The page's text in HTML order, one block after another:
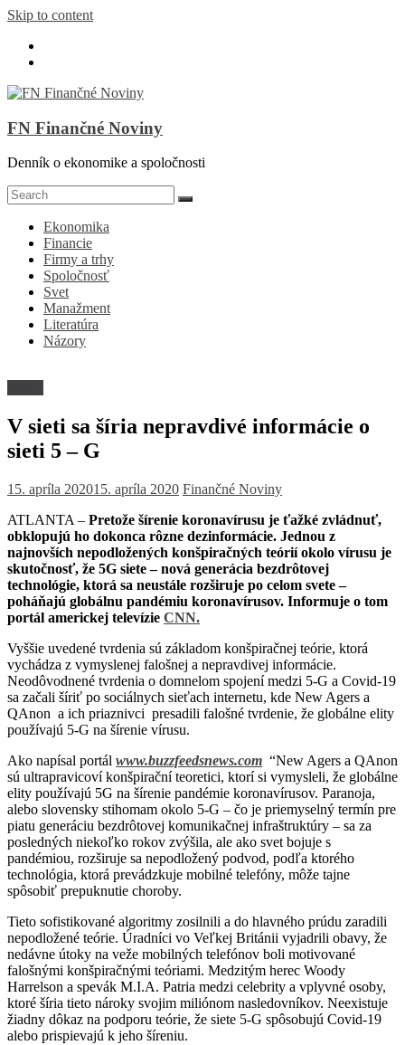
Skip to content
FN Finančné Noviny
Denník o ekonomike a spoločnosti
Ekonomika
Financie
Firmy a trhy
Spoločnosť
Svet
Manažment
Literatúra
Názory
V sieti sa šíria nepravdivé informácie o
sieti 5 – G
15. apríla 202015. apríla 2020 Finančné Noviny
ATLANTA – Pretože šírenie koronavírusu je ťažké zvládnuť,
obklopujú ho dokonca rôzne dezinformácie. Jednou z
najnovších nepodložených konšpiračných teórií okolo vírusu je
skutočnosť, že 5G siete – nová generácia bezdrôtovej
technológie, ktorá sa neustále rozširuje po celom svete –
poháňajú globálnu pandémiu koronavírusov. Informuje o tom
portál americkej televízie CNN.
Vyššie uvedené tvrdenia sú základom konšpiračnej teórie, ktorá
vychádza z vymyslenej falošnej a nepravdivej informácie.
Neodôvodnené tvrdenia o domnelom spojení medzi 5-G a Covid-19
sa začali šíriť po sociálnych sieťach internetu, kde New Agers a
QAnon a ich priaznivci presadili falošné tvrdenie, že globálne elity
používajú 5-G na šírenie vírusu.
Ako napísal portál www.buzzfeedsnews.com “New Agers a QAnon
sú ultrapravicoví konšpirační teoretici, ktorí si vymysleli, že globálne
elity používajú 5G na šírenie pandémie koronavírusov. Paranoja,
alebo slovensky stihomam okolo 5-G – čo je priemyselný termín pre
piatu generáciu bezdrôtovej komunikačnej infraštruktúry – sa za
posledných niekoľko rokov zvýšila, ale ako svet bojuje s
pandémiou, rozširuje sa nepodložený podvod, podľa ktorého
technológia, ktorá prevádzkuje mobilné telefóny, môže tajne
spôsobiť prepuknutie choroby.
Tieto sofistikované algoritmy zosilnili a do hlavného prúdu zaradili
nepodložené teórie. Úradníci vo Veľkej Británii vyjadrili obavy, že
nedávne útoky na veže mobilných telefónov boli motivované
falošnými konšpiračnými teóriami. Medzitým herec Woody
Harrelson a spevák M.I.A. Patria medzi celebrity a vplyvné osoby,
ktoré šíria tieto nároky svojim miliónom nasledovníkov. Neexistuje
žiadny dôkaz na podporu teórie, že siete 5-G spôsobujú Covid-19
alebo prispievajú k jeho šíreniu.